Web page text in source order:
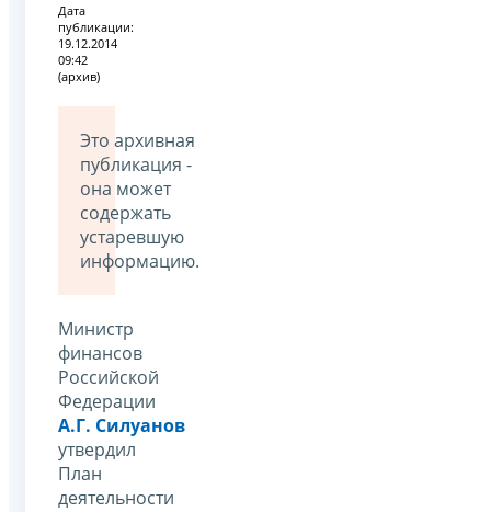
Дата
публикации:
19.12.2014
09:42
(архив)
Это архивная
публикация -
она может
содержать
устаревшую
информацию.
Министр
финансов
Российской
Федерации
А.Г. Силуанов
утвердил
План
деятельности